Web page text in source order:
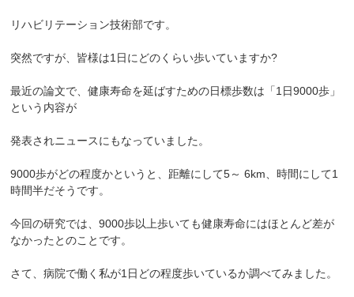
リハビリテーション技術部です。
突然ですが、皆様は1日にどのくらい歩いていますか?
最近の論文で、健康寿命を延ばすための日標歩数は「1日9000歩」
という内容が
発表されニュースにもなっていました。
9000歩がどの程度かというと、距離にして5～ 6km、時間にして1
時間半だそうです。
今回の研究では、9000歩以上歩いても健康寿命にはほとんど差が
なかったとのことです。
さて、病院で働く私が1日どの程度歩いているか調べてみました。